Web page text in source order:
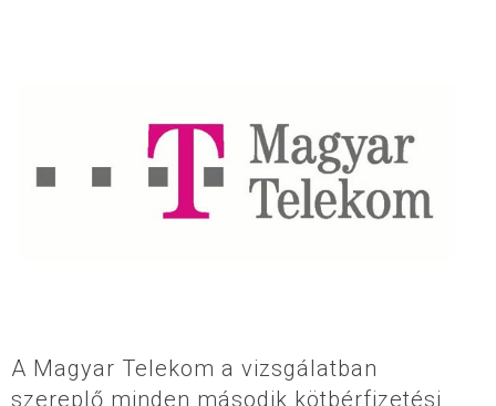
A Magyar Telekom a vizsgálatban
szereplő minden második kötbérfizetési